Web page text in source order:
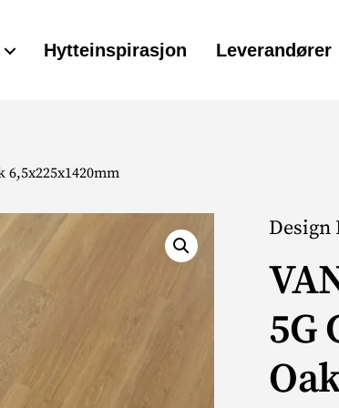
Hytteinspirasjon Leverandører
6,5x225x1420mm
Design
5G